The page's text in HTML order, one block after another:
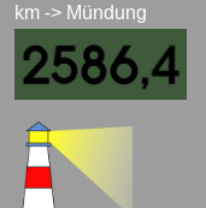
km -> Mündung